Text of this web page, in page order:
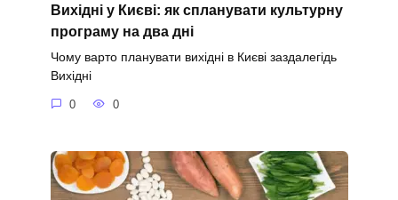
Вихідні у Києві: як спланувати культурну
програму на два дні
Чому варто планувати вихідні в Києві заздалегідь
Вихідні
0 0